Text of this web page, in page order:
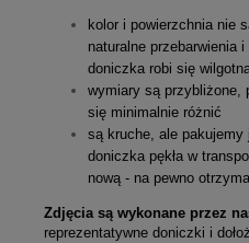
kolor i powierzchnia nie
naturalne przebarwienia
doniczka robi się
wymiary są przybliżone,
się minimalnie różnić
są kruche, ale
doniczka pękła w
nową - na pewno
Zdjęcia są wykonane przez
reprezentatywne doniczki i